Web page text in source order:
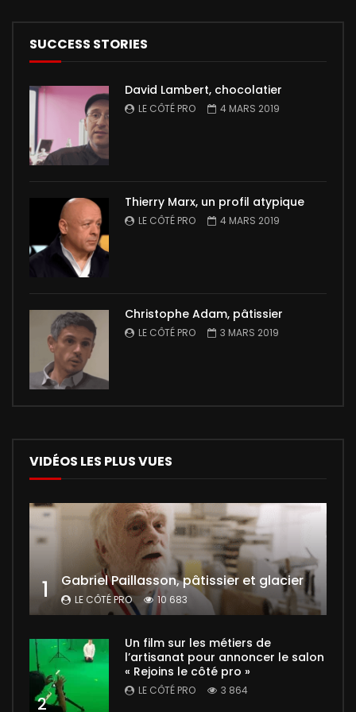
SUCCESS STORIES
David Lambert, chocolatier
LE CÔTÉ PRO 4 MARS 2019
Thierry Marx, un profil atypique
LE CÔTÉ PRO 4 MARS 2019
Christophe Adam, pâtissier
LE CÔTÉ PRO 3 MARS 2019
VIDÉOS LES PLUS VUES
1 Gabriel Paillasson, pâtissier et glacier
LE CÔTÉ PRO 10 683
2
Un film sur les métiers de
l’artisanat pour annoncer le salon
« Rejoins le côté pro »
LE CÔTÉ PRO 3 864